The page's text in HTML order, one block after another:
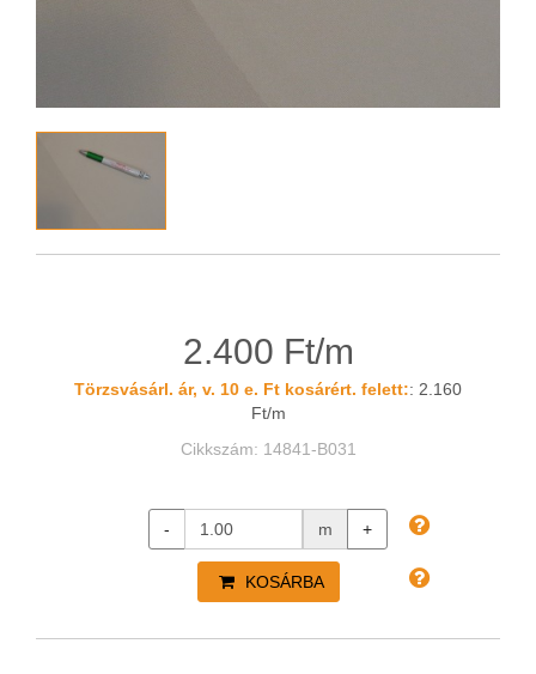
2.400 Ft/m
Törzsvásárl. ár, v. 10 e. Ft kosárért. felett:: 2.160
Ft/m
Cikkszám: 14841-B031
- m +
KOSÁRBA